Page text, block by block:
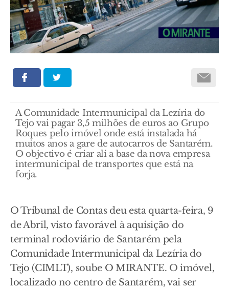
A Comunidade Intermunicipal da Lezíria do
Tejo vai pagar 3,5 milhões de euros ao Grupo
Roques pelo imóvel onde está instalada há
muitos anos a gare de autocarros de Santarém.
O objectivo é criar ali a base da nova empresa
intermunicipal de transportes que está na
forja.
O Tribunal de Contas deu esta quarta-feira, 9
de Abril, visto favorável à aquisição do
terminal rodoviário de Santarém pela
Comunidade Intermunicipal da Lezíria do
Tejo (CIMLT), soube O MIRANTE. O imóvel,
localizado no centro de Santarém, vai ser